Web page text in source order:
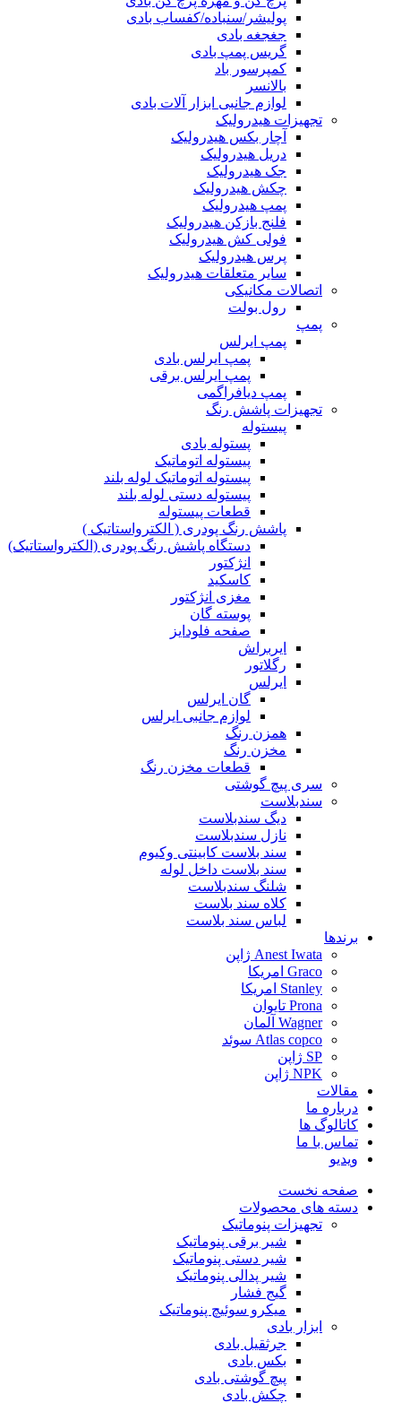
پولیشر/سنباده/کفساب بادی
جغجغه بادی
گریس پمپ بادی
کمپرسور باد
بالانسر
لوازم جانبی ابزار آلات بادی
تجهیزات هیدرولیک
آچار بکس هیدرولیک
دریل هیدرولیک
جک هیدرولیک
چکش هیدرولیک
پمپ هیدرولیک
فلنج بازکن هیدرولیک
فولی کش هیدرولیک
پرس هیدرولیک
سایر متعلقات هیدرولیک
اتصالات مکانیکی
رول بولت
پمپ
پمپ ایرلس
پمپ ایرلس بادی
پمپ ایرلس برقی
پمپ دیافراگمی
تجهیزات پاشش رنگ
پیستوله
پستوله بادی
پیستوله اتوماتیک
پیستوله اتوماتیک لوله بلند
پیستوله دستی لوله بلند
قطعات پیستوله
پاشش رنگ پودری ( الکترواستاتیک )
دستگاه پاشش رنگ پودری (الکترواستاتیک)
انژکتور
کاسکید
مغزی انژکتور
پوسته گان
صفحه فلودایز
ایربراش
رگلاتور
ایرلس
گان ایرلس
لوازم جانبی ایرلس
همزن رنگ
مخزن رنگ
قطعات مخزن رنگ
سری پیچ گوشتی
سندبلاست
دیگ سندبلاست
نازل سندبلاست
سند بلاست کابینتی وکیوم
سند بلاست داخل لوله
شلنگ سندبلاست
کلاه سند بلاست
لباس سند بلاست
برندها
Anest Iwata ژاپن
Graco امریکا
Stanley امریکا
Prona تایوان
Wagner آلمان
Atlas copco سوئد
SP ژاپن
NPK ژاپن
مقالات
درباره ما
کاتالوگ ها
تماس با ما
ویدیو
صفحه نخست
دسته های محصولات
تجهیزات پنوماتیک
شیر برقی پنوماتیک
شیر دستی پنوماتیک
شیر پدالی پنوماتیک
گیج فشار
میکرو سوئیچ پنوماتیک
ابزار بادی
جرثقیل بادی
بکس بادی
پیچ گوشتی بادی
چکش بادی